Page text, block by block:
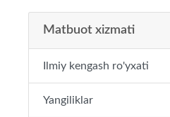
Matbuot xizmati
Ilmiy kengash ro'yxati
Yangiliklar